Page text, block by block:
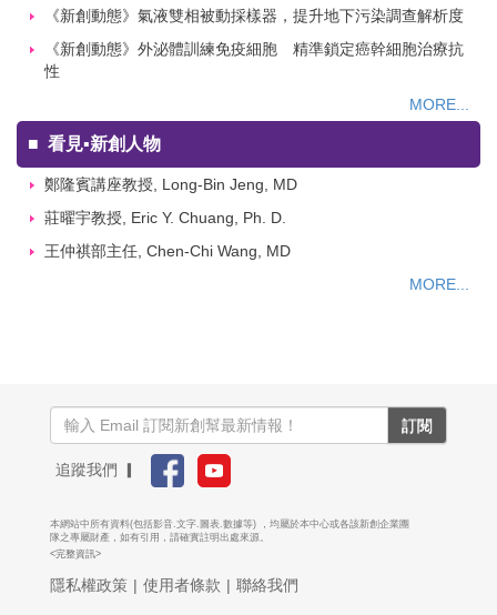
《新創動態》氣液雙相被動採樣器，提升地下污染調查解析度
《新創動態》外泌體訓練免疫細胞 精準鎖定癌幹細胞治療抗
性
MORE...
■ 看見▪新創人物
鄭隆賓講座教授, Long-Bin Jeng, MD
莊曜宇教授, Eric Y. Chuang, Ph. D.
王仲祺部主任, Chen-Chi Wang, MD
MORE...
訂閱
追蹤我們 ▎
本網站中所有資料(包括影音.文字.圖表.數據等) ，均屬於本中心或各該新創企業團
隊之專屬財產，如有引用，請確實註明出處來源。
<完整資訊>
隱私權政策 | 使用者條款 | 聯絡我們